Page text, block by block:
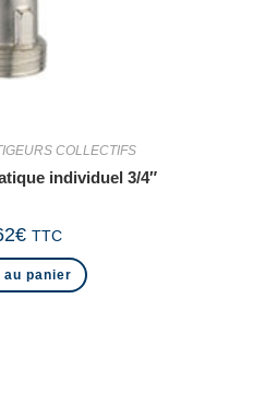
COLLECTIFS
individuel 3/4″
€ TTC
panier